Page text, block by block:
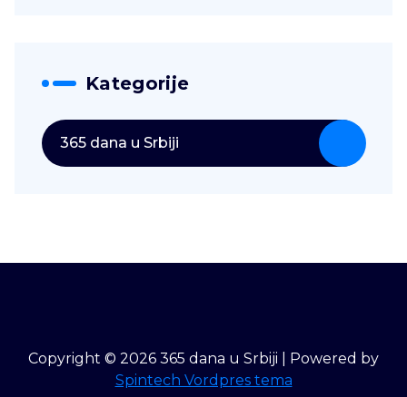
Kategorije
365 dana u Srbiji
Copyright © 2026 365 dana u Srbiji | Powered by
Spintech Vordpres tema